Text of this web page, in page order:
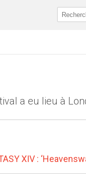
a eu lieu à
XIV :